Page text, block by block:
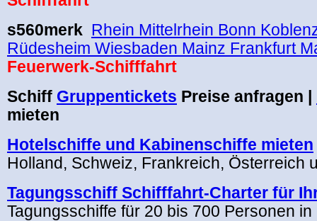
s560merk Rhein Mittelrhein Bonn
Rüdesheim Wiesbaden Mainz Frankfurt
Feuerwerk-Schifffahrt
Schiff Gruppentickets Preise anfragen |
mieten
Hotelschiffe und Kabinenschiffe mieten
Holland, Schweiz, Frankreich, Österreich
Tagungsschiff Schifffahrt-Charter für
Tagungsschiffe für 20 bis 700 Personen